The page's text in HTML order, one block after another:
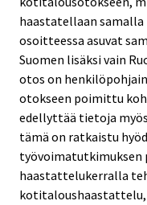
haastatellaan
osoitteessa asuvat
Suomen lisäksi vain
otos on
otokseen poimittu
edellyttää tietoja
tämä on ratkaistu
työvoimatutkimuksen
haastattelukerralla
kotitaloushaastattelu,